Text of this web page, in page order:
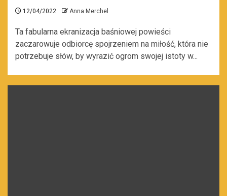
12/04/2022 Anna Merchel
Ta fabularna ekranizacja baśniowej powieści
zaczarowuje odbiorcę spojrzeniem na miłość, która nie
potrzebuje słów, by wyrazić ogrom swojej istoty w...